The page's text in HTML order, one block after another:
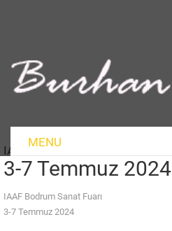
MENU
IAAF Bodrum Sanat Fuarı
3-7 Temmuz 2024
IAAF Bodrum Sanat Fuarı
3-7 Temmuz 2024